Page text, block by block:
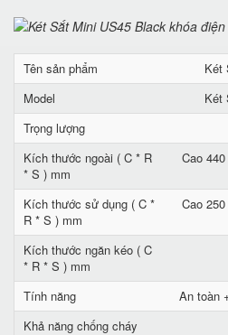
Tên sản phẩm
Két
Model
Két
Trọng lượng
Kích thước ngoài ( C * R
* S ) mm
Cao
Kích thước sử dụng ( C *
R * S ) mm
Cao
Kích thước ngăn kéo ( C
* R * S ) mm
Tính năng
An toàn
Khả năng chống cháy